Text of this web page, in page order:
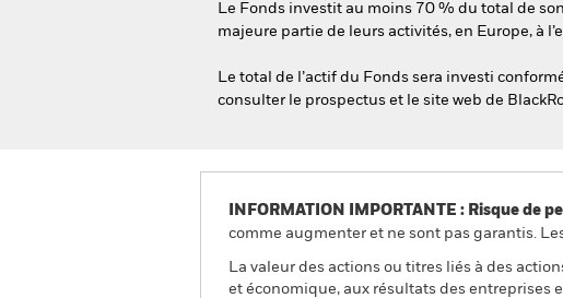
Le Fonds investit au moins 70 % du total de
majeure partie de leurs activités, en Europe, à
Le total de l’actif du Fonds sera investi
consulter le prospectus et le site web de
INFORMATION IMPORTANTE : Risque de
comme augmenter et ne sont pas garantis.
La valeur des actions ou titres liés à des
et économique, aux résultats des entreprises